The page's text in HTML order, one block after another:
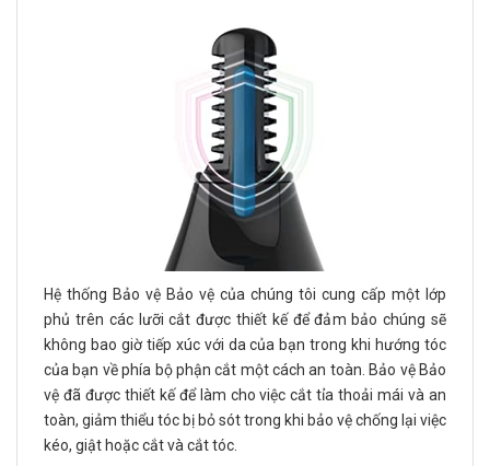
Hệ thống Bảo vệ Bảo vệ của chúng tôi cung cấp một lớp
phủ trên các lưỡi cắt được thiết kế để đảm bảo chúng sẽ
không bao giờ tiếp xúc với da của bạn trong khi hướng tóc
của bạn về phía bộ phận cắt một cách an toàn. Bảo vệ Bảo
vệ đã được thiết kế để làm cho việc cắt tỉa thoải mái và an
toàn, giảm thiểu tóc bị bỏ sót trong khi bảo vệ chống lại việc
kéo, giật hoặc cắt và cắt tóc.